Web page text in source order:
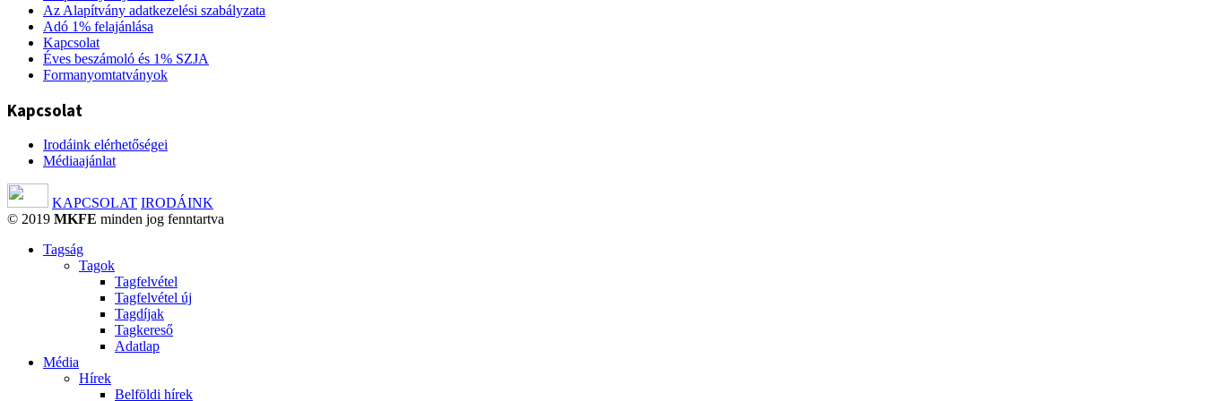
Az Alapítvány adatkezelési szabályzata
Adó 1% felajánlása
Kapcsolat
Éves beszámoló és 1% SZJA
Formanyomtatványok
Kapcsolat
Irodáink elérhetőségei
Médiaajánlat
KAPCSOLAT IRODÁINK
© 2019 MKFE minden jog fenntartva
Tagság
Tagok
Tagfelvétel
Tagfelvétel új
Tagdíjak
Tagkereső
Adatlap
Média
Hírek
Belföldi hírek